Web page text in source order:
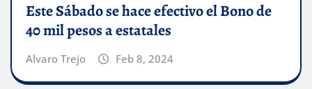
Este Sábado se hace efectivo el Bono de
40 mil pesos a estatales
Alvaro Trejo Feb 8, 2024